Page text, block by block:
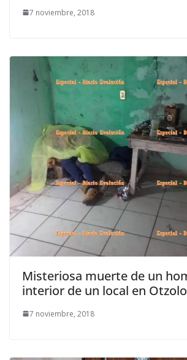
7 noviembre, 2018
Misteriosa muerte de un
interior de un local en
7 noviembre, 2018